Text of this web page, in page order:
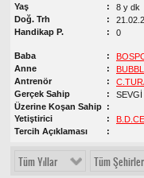
Yaş
8 y dk
Doğ. Trh
Handikap P.
0
Baba
Anne
Antrenör
Gerçek Sahip
Üzerine Koşan Sahip
Yetiştirici
Tercih Açıklaması
Tüm Yıllar Tüm Şehirler